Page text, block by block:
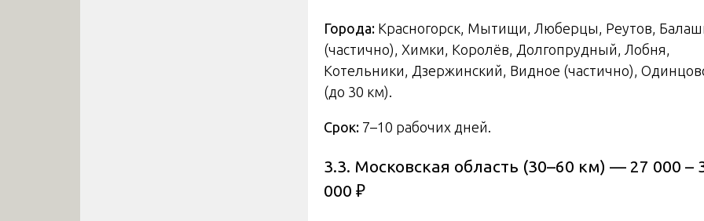
Города: Красногорск, Мытищи, Люберцы, Реутов,
(частично), Химки, Королёв, Долгопрудный, Лобня,
Котельники, Дзержинский, Видное (частично),
(до 30 км).
Срок: 7–10 рабочих дней.
3.3. Московская область (30–60 км) — 27 000 –
000 ₽